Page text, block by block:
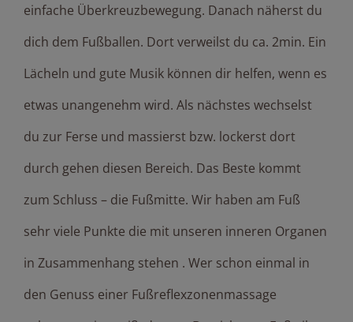
einfache Überkreuzbewegung. Danach näherst du
dich dem Fußballen. Dort verweilst du ca. 2min. Ein
Lächeln und gute Musik können dir helfen, wenn es
etwas unangenehm wird. Als nächstes wechselst
du zur Ferse und massierst bzw. lockerst dort
durch gehen diesen Bereich. Das Beste kommt
zum Schluss – die Fußmitte. Wir haben am Fuß
sehr viele Punkte die mit unseren inneren Organen
in Zusammenhang stehen . Wer schon einmal in
den Genuss einer Fußreflexzonenmassage